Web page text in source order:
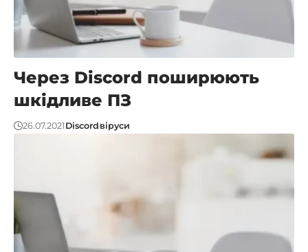
Через Discord поширюють
шкідливе ПЗ
26.07.2021 Discordвіруси